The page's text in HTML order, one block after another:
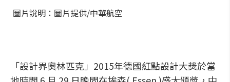
圖片說明：圖片提供/中華航空
「設計界奧林匹克」2015年德國紅點設計大獎於當